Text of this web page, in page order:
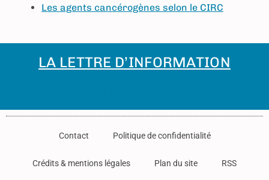
Les agents cancérogènes selon le CIRC
LA LETTRE D’INFORMATION
Contact Politique de confidentialité
Crédits & mentions légales Plan du site RSS